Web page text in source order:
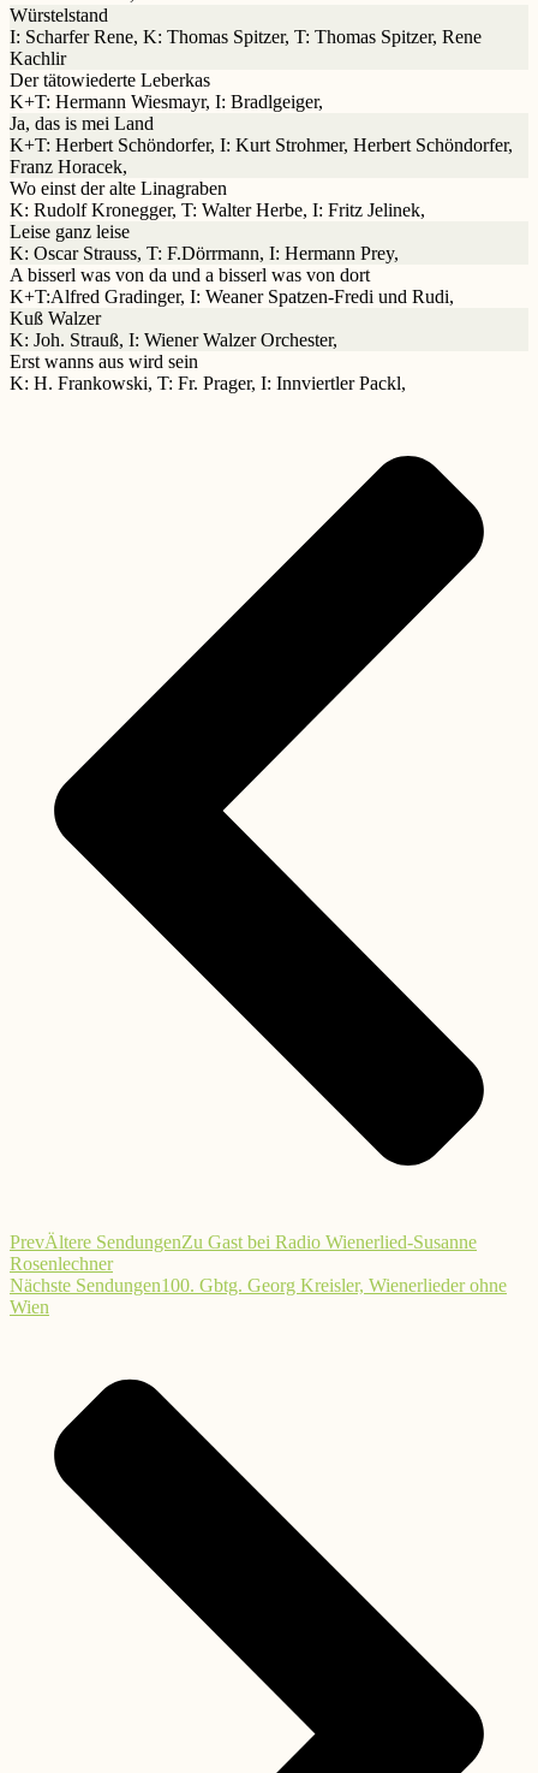
Würstelstand
I: Scharfer Rene, K: Thomas Spitzer, T: Thomas Spitzer, Rene
Kachlir
Der tätowiederte Leberkas
K+T: Hermann Wiesmayr, I: Bradlgeiger,
Ja, das is mei Land
K+T: Herbert Schöndorfer, I: Kurt Strohmer, Herbert Schöndorfer,
Franz Horacek,
Wo einst der alte Linagraben
K: Rudolf Kronegger, T: Walter Herbe, I: Fritz Jelinek,
Leise ganz leise
K: Oscar Strauss, T: F.Dörrmann, I: Hermann Prey,
A bisserl was von da und a bisserl was von dort
K+T:Alfred Gradinger, I: Weaner Spatzen-Fredi und Rudi,
Kuß Walzer
K: Joh. Strauß, I: Wiener Walzer Orchester,
Erst wanns aus wird sein
K: H. Frankowski, T: Fr. Prager, I: Innviertler Packl,
PrevÄltere SendungenZu Gast bei Radio Wienerlied-Susanne
Rosenlechner
Nächste Sendungen100. Gbtg. Georg Kreisler, Wienerlieder ohne
Wien